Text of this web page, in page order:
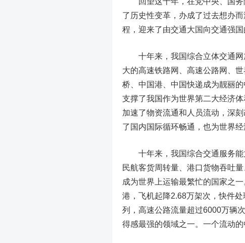
了历史性变革，办成了过去想办
程，迎来了由交通大国向交通强
十年来，我国综合立体交通网
大的高速铁路网、高速公路网、
桥、中国港、中国快递成为靓丽
支撑了我国作为世界第二大经济
加速了物资流通和人员流动，深
了国内国际循环畅通，也为世界经
十年来，我国综合交通服务能
民航客货周转量、港口货物吞吐
成为世界上运输最繁忙的国家之
港，飞机起降2.68万架次，快件
列，高速公路流量超过6000万辆
得感最强的领域之一。一个流动